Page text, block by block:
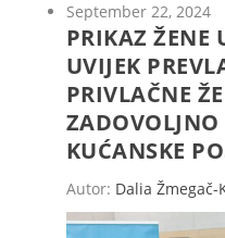
September 22, 2024
PRIKAZ ŽENE
UVIJEK
PRIVLAČNE
ZADOVOLJNO
KUĆANSKE
Autor: Dalia Žmegač-